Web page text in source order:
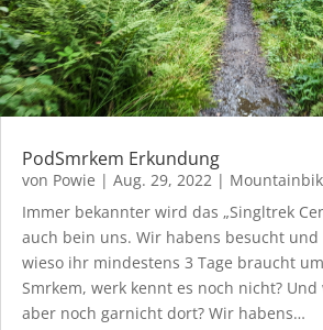
PodSmrkem Erkundung
von Powie | Aug. 29, 2022 |
Immer bekannter wird das „Singltrek
auch bein uns. Wir habens besucht
wieso ihr mindestens 3 Tage braucht
Smrkem, werk kennt es noch nicht?
aber noch garnicht dort? Wir habens…